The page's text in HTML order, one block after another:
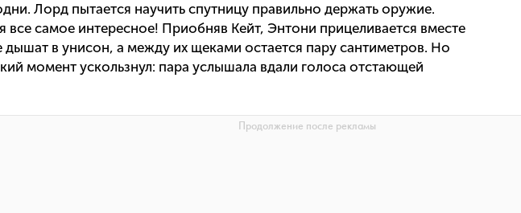
Лорд пытается научить спутницу правильно держать оружие.
все самое интересное! Приобняв Кейт, Энтони прицеливается вместе
дышат в унисон, а между их щеками остается пару сантиметров. Но
момент ускользнул: пара услышала вдали голоса отстающей